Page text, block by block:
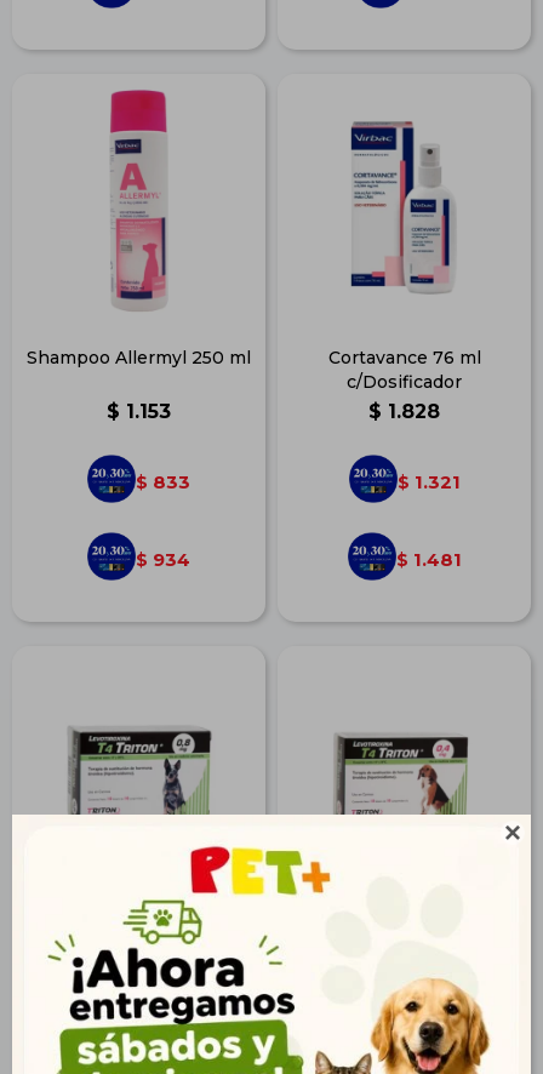

Shampoo Allermyl 250 ml
$ 1.153
$ 833
$ 934
Cortavance 76 ml
c/Dosificador
$ 1.828
$ 1.321
$ 1.481
Levotiroxina T4 (0,8 mg)
Blister
$ 449
$ 324
374
$ 270